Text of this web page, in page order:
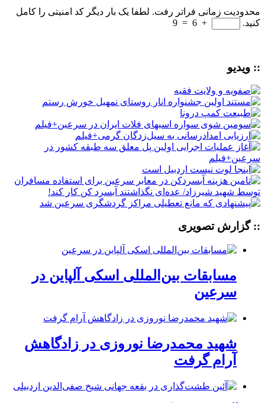
محدودیت زمانی فراتر رفت. لطفا یک بار دیگر کد امنیتی را کامل
کنید.
+
6
=
9
:: ویدیو
:: گزارش تصویری
مسابقات بین‌المللی اسکی آلپاین در
سرعین
شهید محمدرضا نوروزی در زادگاهش
آرام گرفت